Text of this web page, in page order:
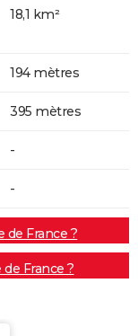
18,1 km²
194 mètres
395 mètres
-
-
de France ?
France ?